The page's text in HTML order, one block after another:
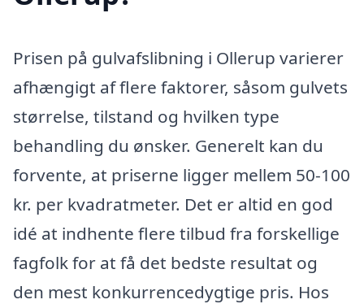
Prisen på gulvafslibning i Ollerup varierer
afhængigt af flere faktorer, såsom gulvets
størrelse, tilstand og hvilken type
behandling du ønsker. Generelt kan du
forvente, at priserne ligger mellem 50-100
kr. per kvadratmeter. Det er altid en god
idé at indhente flere tilbud fra forskellige
fagfolk for at få det bedste resultat og
den mest konkurrencedygtige pris. Hos